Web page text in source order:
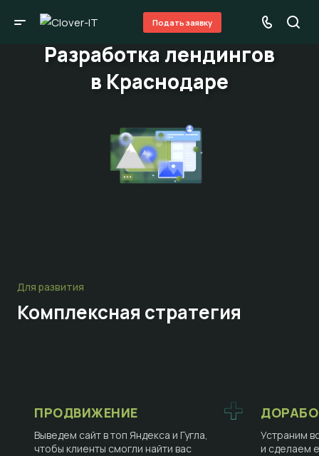
Подать заявку
Разработка лендингов
в Краснодаре
Для развития
Комплексная стратегия
ПРОДВИЖЕНИЕ
Выведем сайт в топ Яндекса и Гугла,
чтобы клиенты смогли найти вас
Устраним
и сделаем